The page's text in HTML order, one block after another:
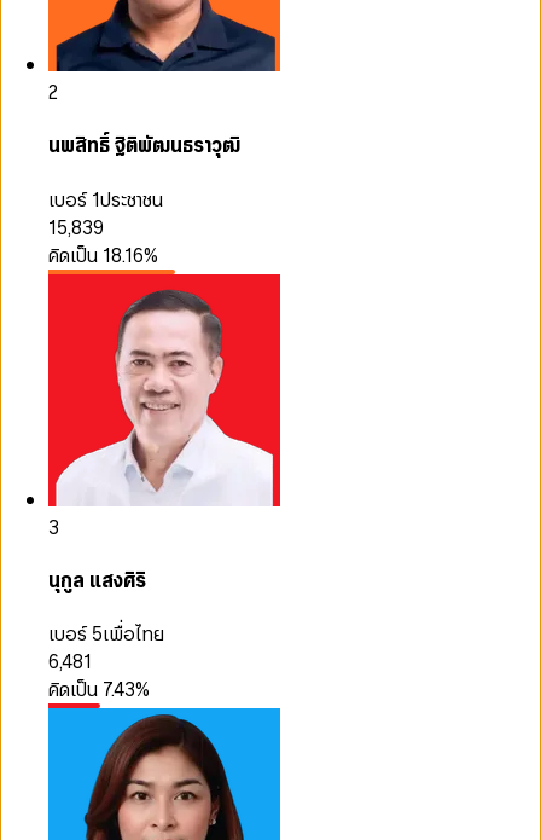
2
นพสิทธิ์ ฐิติพัฒนธราวุฒิ
เบอร์ 1ประชาชน
15,839
คิดเป็น 18.16%
3
นุกูล แสงศิริ
เบอร์ 5เพื่อไทย
6,481
คิดเป็น 7.43%